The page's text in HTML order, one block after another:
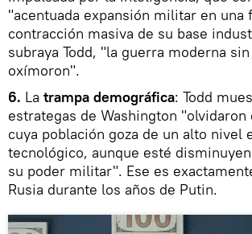
"acentuada expansión militar en una
contracción masiva de su base
subraya Todd, "la guerra moderna
oxímoron".
6. La trampa demográfica: Todd
estrategas de Washington "olvidaron
cuya población goza de un alto nivel
tecnológico, aunque esté
su poder militar". Ese es
Rusia durante los años de Putin.